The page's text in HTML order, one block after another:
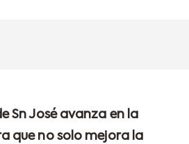
Sn José avanza en la
que no solo mejora la